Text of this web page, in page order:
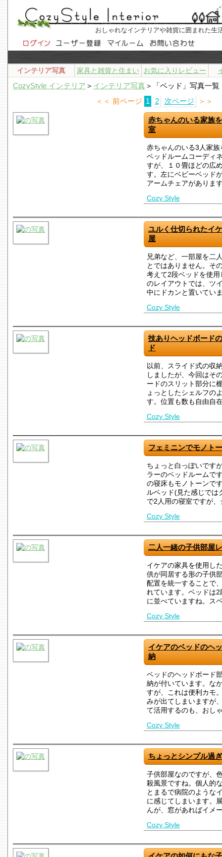
おしゃれなインテリアや雑貨に囲まれた生
インテリア写真 家具と雑貨と住まい お気に入りレビュー
CozyStyle インテリア ＞ インテリア写真＞「ベッド」写真一覧
＜＜ 前ページ 1 2 次ページ ＞＞
赤ちゃんのいる家族
室
赤ちゃんのいる3人家
ベッドルームコーディ
すが、１０畳ほどの広
す。左にベビーベッド
アームチェアがありま
Cozy Style
ユルく仕切られたイ
屋
兄弟など、一部屋を二
とではありません。そ
考えて2段ベッドを使
のレイアウトでは、ツ
中にドカンと置いてい
Cozy Style
技ありヘッドボード
ド
以前、スライド式の収
しましたが、今回はそ
ードのスリット部分に
ょっとしたシェルフの
す。位置も数も自由自
Cozy Style
フェミニンでモノト
ちょっと白っぽいです
ラーのベッドルームで
の寝床もモノトーンで
ルベッド(見た感じで
で2人用の寝室ですが
Cozy Style
二人一緒の子供部屋
イケアの家具を使用し
供が同居する形の子供
配置を統一することで
れています。ベッドは
に並べていますね。ス
Cozy Style
イケアのベッドのヘ
納
ベッドのヘッドボード
納が付いています。な
すが、これは便利カモ
みが出てしまいますが
て活用するのも、おし
Cozy Style
ちょっとシンプル過
子供部屋なのですが、
殺風景ですね。個人的
とまるで病院のような
に感じてしまいます。
んが、窓があればイメ
Cozy Style